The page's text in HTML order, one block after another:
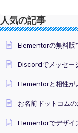
人気の記事
Elementorの無料版
Discordでメッセー
Elementorと相性が
お名前ドットコム
Elementorでデザイ